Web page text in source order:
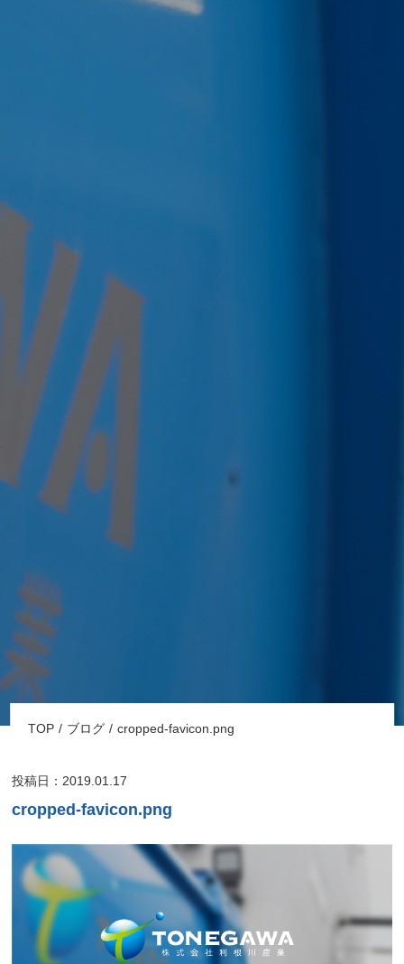
TOP ブログ cropped-favicon.png
投稿日：2019.01.17
cropped-favicon.png